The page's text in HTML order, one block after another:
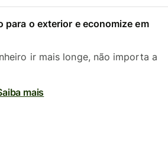
para o exterior e economize em
ir mais longe, não importa a
mais